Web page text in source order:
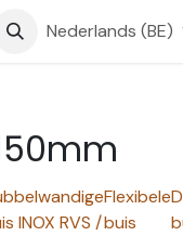
Nederlands (BE)
INOX RVS /
Flexibele
buis